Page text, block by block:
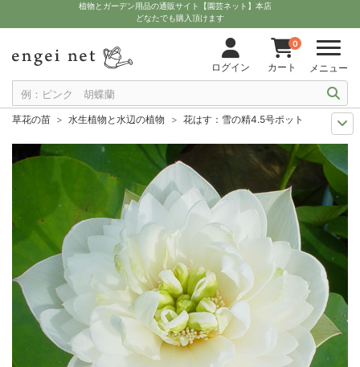
植物とガーデン用品の通販サイト【園芸ネット】本店
どなたでも購入頂けます
ログイン
0
カート メニュー
草花の苗 水生植物と水辺の植物
花はす：雪の精4.5号ポット
季節の特集
初夏から初秋に楽しむ和の花
花はす：雪の精4.5号ポット
夏の園芸
涼を呼ぶ葉物と和の花
花はす：雪の精4.5号ポット
夏の園芸
水をいかしたガーデン 花はす：雪の精4.5号ポット